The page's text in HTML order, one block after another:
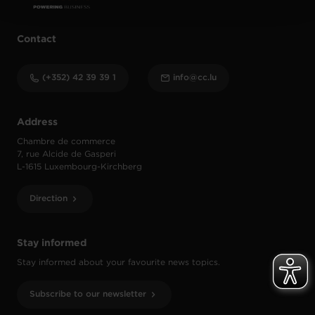
Stay informed
Stay informed about your favourite news topics.
Subscribe to our newsletter
Address
Chambre de commerce
7, rue Alcide de Gasperi
L-1615 Luxembourg-Kirchberg
Direction
Contact
(+352) 42 39 39 1 info@cc.lu